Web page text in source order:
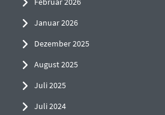
Januar 2026
Dezember 2025
August 2025
Juli 2025
Juli 2024